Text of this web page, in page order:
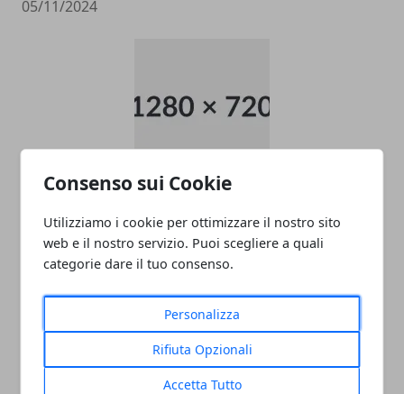
Consenso sui Cookie
Utilizziamo i cookie per ottimizzare il nostro sito
web e il nostro servizio. Puoi scegliere a quali
categorie dare il tuo consenso.
Personalizza
Rifiuta Opzionali
Accetta Tutto
05/11/2024
05/11/2024